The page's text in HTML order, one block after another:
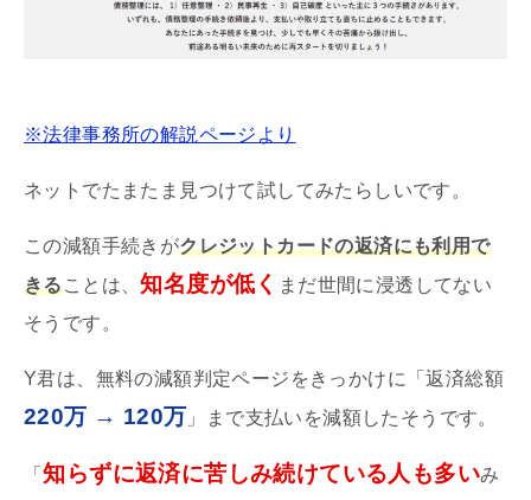
※法律事務所の解説ページより
ネットでたまたま見つけて試してみたらしいです。
この減額手続きがクレジットカードの返済にも利用で
きることは、知名度が低く まだ世間に浸透してない
そうです。
Y君は、無料の減額判定ページをきっかけに「返済総額
220万 → 120万 」まで支払いを減額したそうです。
「知らずに返済に苦しみ続けている人も多いみ